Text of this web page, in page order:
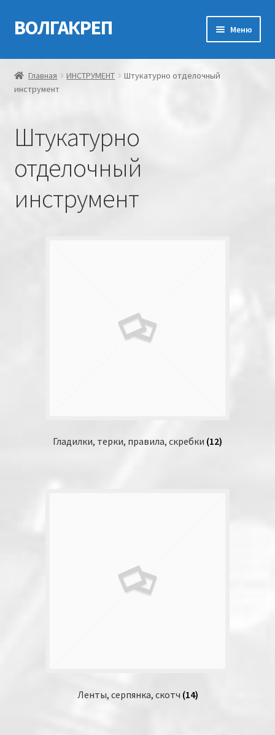
Перейти
к
Перейти
к
ВОЛГАКРЕП Меню
Главная
Контакты
Главная ИНСТРУМЕНТ
Штукатурно отделочный
инструмент
Штукатурно
отделочный
инструмент
Гладилки, терки, правила, скребки (12)
Ленты, серпянка, скотч (14)